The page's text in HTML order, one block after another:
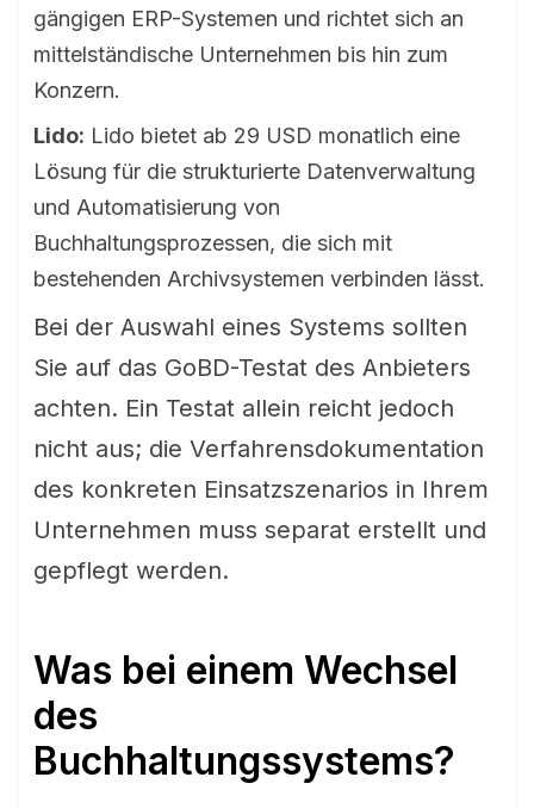
gängigen ERP-Systemen und richtet sich an
mittelständische Unternehmen bis hin zum
Konzern.
Lido: Lido bietet ab 29 USD monatlich eine
Lösung für die strukturierte Datenverwaltung
und Automatisierung von
Buchhaltungsprozessen, die sich mit
bestehenden Archivsystemen verbinden lässt.
Bei der Auswahl eines Systems sollten
Sie auf das GoBD-Testat des Anbieters
achten. Ein Testat allein reicht jedoch
nicht aus; die Verfahrensdokumentation
des konkreten Einsatzszenarios in Ihrem
Unternehmen muss separat erstellt und
gepflegt werden.
Was bei einem Wechsel
des
Buchhaltungssystems?